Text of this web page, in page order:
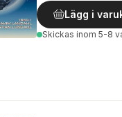
Lägg i
Skickas inom 5-8